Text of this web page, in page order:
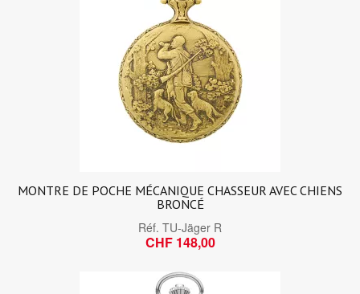
MONTRE DE POCHE MÉCANIQUE CHASSEUR AVEC CHIENS
BRONCÉ
Réf. TU-Jäger R
CHF 148,00